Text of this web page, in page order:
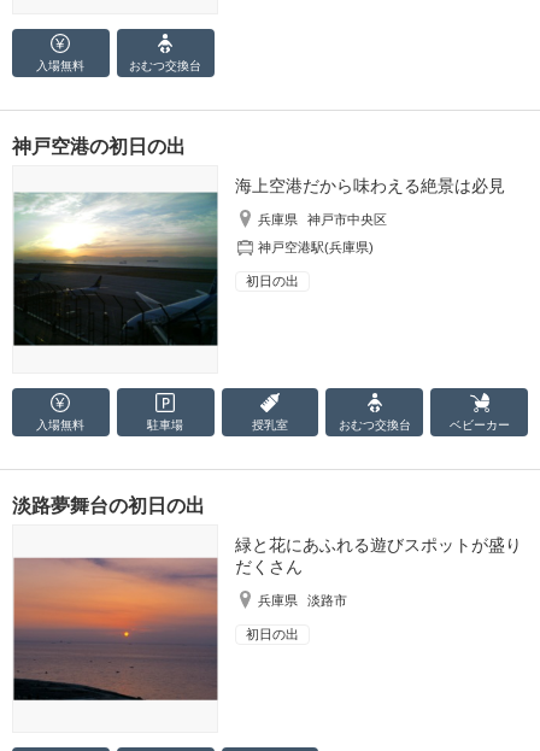
入場無料 おむつ交換台
神戸空港の初日の出
海上空港だから味わえる絶景は必見
兵庫県
神戸市中央区
神戸空港駅(兵庫県)
初日の出
入場無料 駐車場 授乳室 おむつ交換台 ベビーカー
淡路夢舞台の初日の出
緑と花にあふれる遊びスポットが盛り
だくさん
兵庫県 淡路市
初日の出